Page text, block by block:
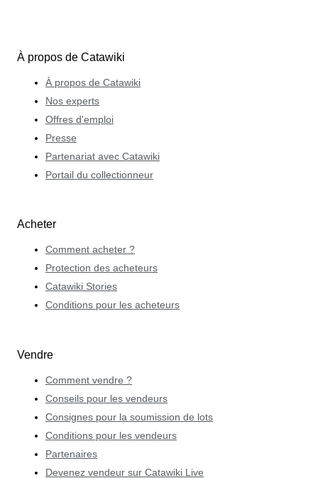
À propos de Catawiki
À propos de Catawiki
Nos experts
Offres d'emploi
Presse
Partenariat avec Catawiki
Portail du collectionneur
Acheter
Comment acheter ?
Protection des acheteurs
Catawiki Stories
Conditions pour les acheteurs
Vendre
Comment vendre ?
Conseils pour les vendeurs
Consignes pour la soumission de lots
Conditions pour les vendeurs
Partenaires
Devenez vendeur sur Catawiki Live